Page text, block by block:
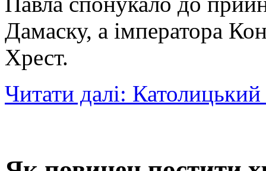
Дамаску, а імператора
Хрест.
Читати далі: